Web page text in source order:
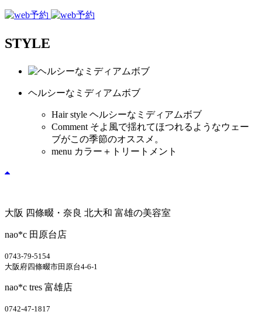
STYLE
ヘルシーなミディアムボブ
Hair style ヘルシーなミディアムボブ
Comment そよ風で揺れてほつれるようなウェー
ブがこの季節のオススメ。
menu カラー＋トリートメント
大阪 四條畷・奈良 北大和 富雄の美容室
nao*c 田原台店
0743-79-5154
大阪府四條畷市田原台4-6-1
nao*c tres 富雄店
0742-47-1817